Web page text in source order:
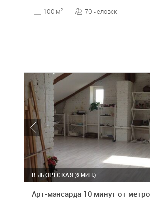
100 м2 70 человек
(6 МИН.)
ВЫБОРГСКАЯ
Арт-мансарда 10 минут от метро